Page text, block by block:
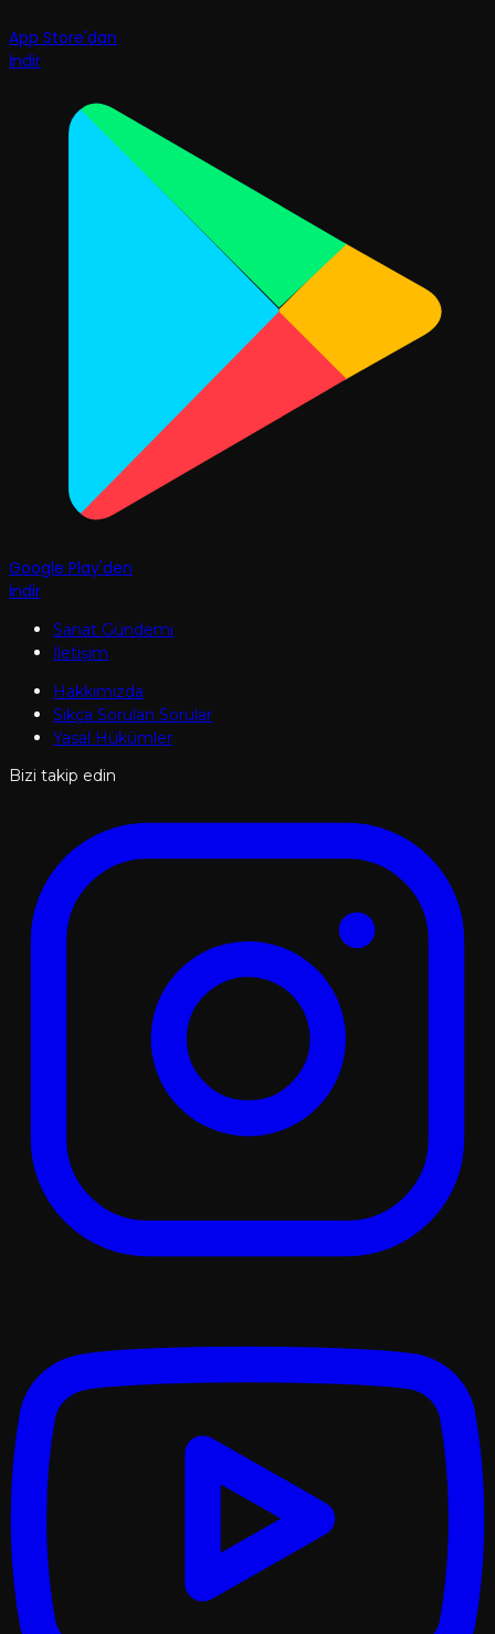
App Store'dan
İndir
Google Play'den
İndir
Sanat Gündemi
İletişim
Hakkımızda
Sıkça Sorulan Sorular
Yasal Hükümler
Bizi takip edin